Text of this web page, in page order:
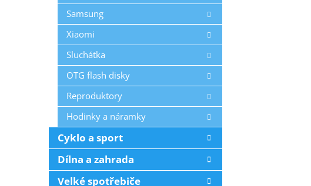
Samsung
Xiaomi
Sluchátka
OTG flash disky
Reproduktory
Hodinky a náramky
Cyklo a sport
Dílna a zahrada
Velké spotřebiče